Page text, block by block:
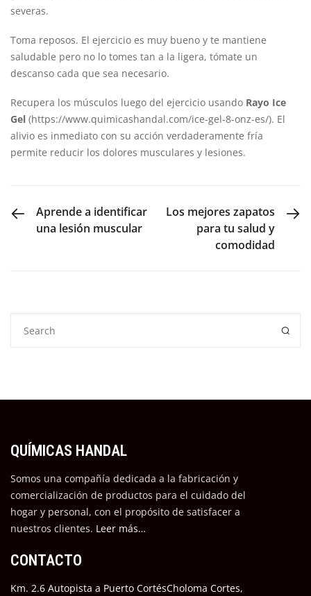
severas.
Toma reposos. El ejercicio es muy bueno y te mantiene
saludable pero no lo tomes tan a la ligera, tómate un
descanso cada que sea necesario.
Recupera los músculos luego del ejercicio usando Rayo Ice
Gel (https://www.quimicashandal.com/ice-gel-8-onz-es/). El
alivio es inmediato con su acción verdaderamente fría
permite reducir los dolores musculares y lesiones.
PREVIOUS POST
Aprende a identificar
una lesión muscular
NEXT POST
Los mejores zapatos
para tu salud y
comodidad
QUÍMICAS HANDAL
Somos una compañía dedicada a la fabricación y
comercialización de productos para el cuidado del
hogar y personal, con el propósito de satisfacer a
nuestros clientes. Leer más…
CONTACTO
Km. 2.6 Autopista a Puerto CortésCholoma Cortes,